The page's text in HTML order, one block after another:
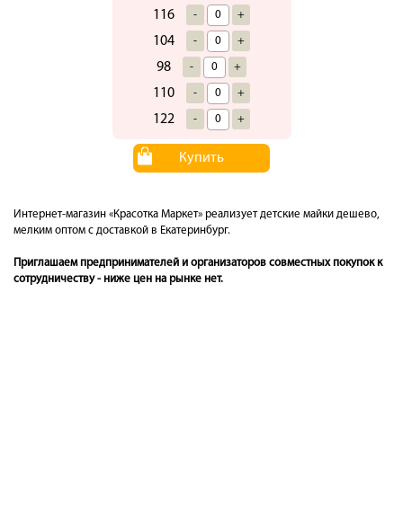
116 - +
104 - +
98 - +
110 - +
122 - +
Купить
Интернет-магазин «Красотка Маркет» реализует детские майки дешево,
мелким оптом с доставкой в Екатеринбург.
Приглашаем предпринимателей и организаторов совместных покупок к
сотрудничеству - ниже цен на рынке нет.